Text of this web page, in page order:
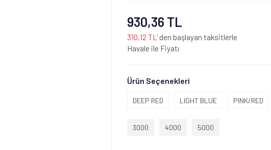
930,36 TL
310,12 TL ' den başlayan taksitlerle
Havale ile Fiyatı
Ürün Seçenekleri
DEEP RED LIGHT BLUE PINK/RED
3000 4000 5000